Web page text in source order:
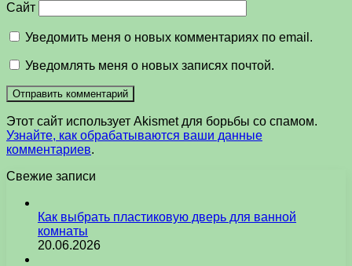
Сайт
Уведомить меня о новых комментариях по email.
Уведомлять меня о новых записях почтой.
Этот сайт использует Akismet для борьбы со спамом.
Узнайте, как обрабатываются ваши данные
комментариев.
Свежие записи
Как выбрать пластиковую дверь для ванной
комнаты
20.06.2026